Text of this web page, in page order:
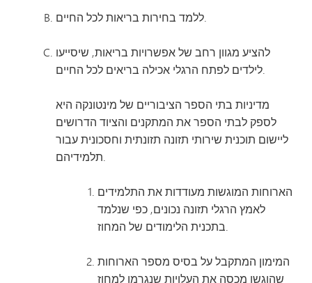
ללמד בחירות בריאות לכל החיים.
להציע מגוון רחב של אפשרויות בריאות, שיסייעו
לילדים לפתח הרגלי אכילה בריאים לכל החיים.
מדיניות בתי הספר הציבוריים של מינטונקה היא
לספק לבתי הספר את המתקנים והציוד הדרושים
ליישום תוכנית שירותי תזונה תזונתית וחסכונית עבור
תלמידיהם.
הארוחות המוגשות מעודדות את התלמידים
לאמץ הרגלי תזונה נכונים, כפי שנלמד
בתכנית הלימודים של המחוז.
המימון המתקבל על בסיס מספר הארוחות
שהוגשו מכסה את העלויות שנגרמו למחוז